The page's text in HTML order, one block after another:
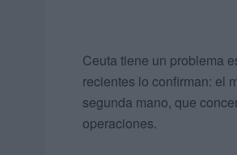
Ceuta tiene un problema
recientes lo confirman: el
segunda mano, que
operaciones.